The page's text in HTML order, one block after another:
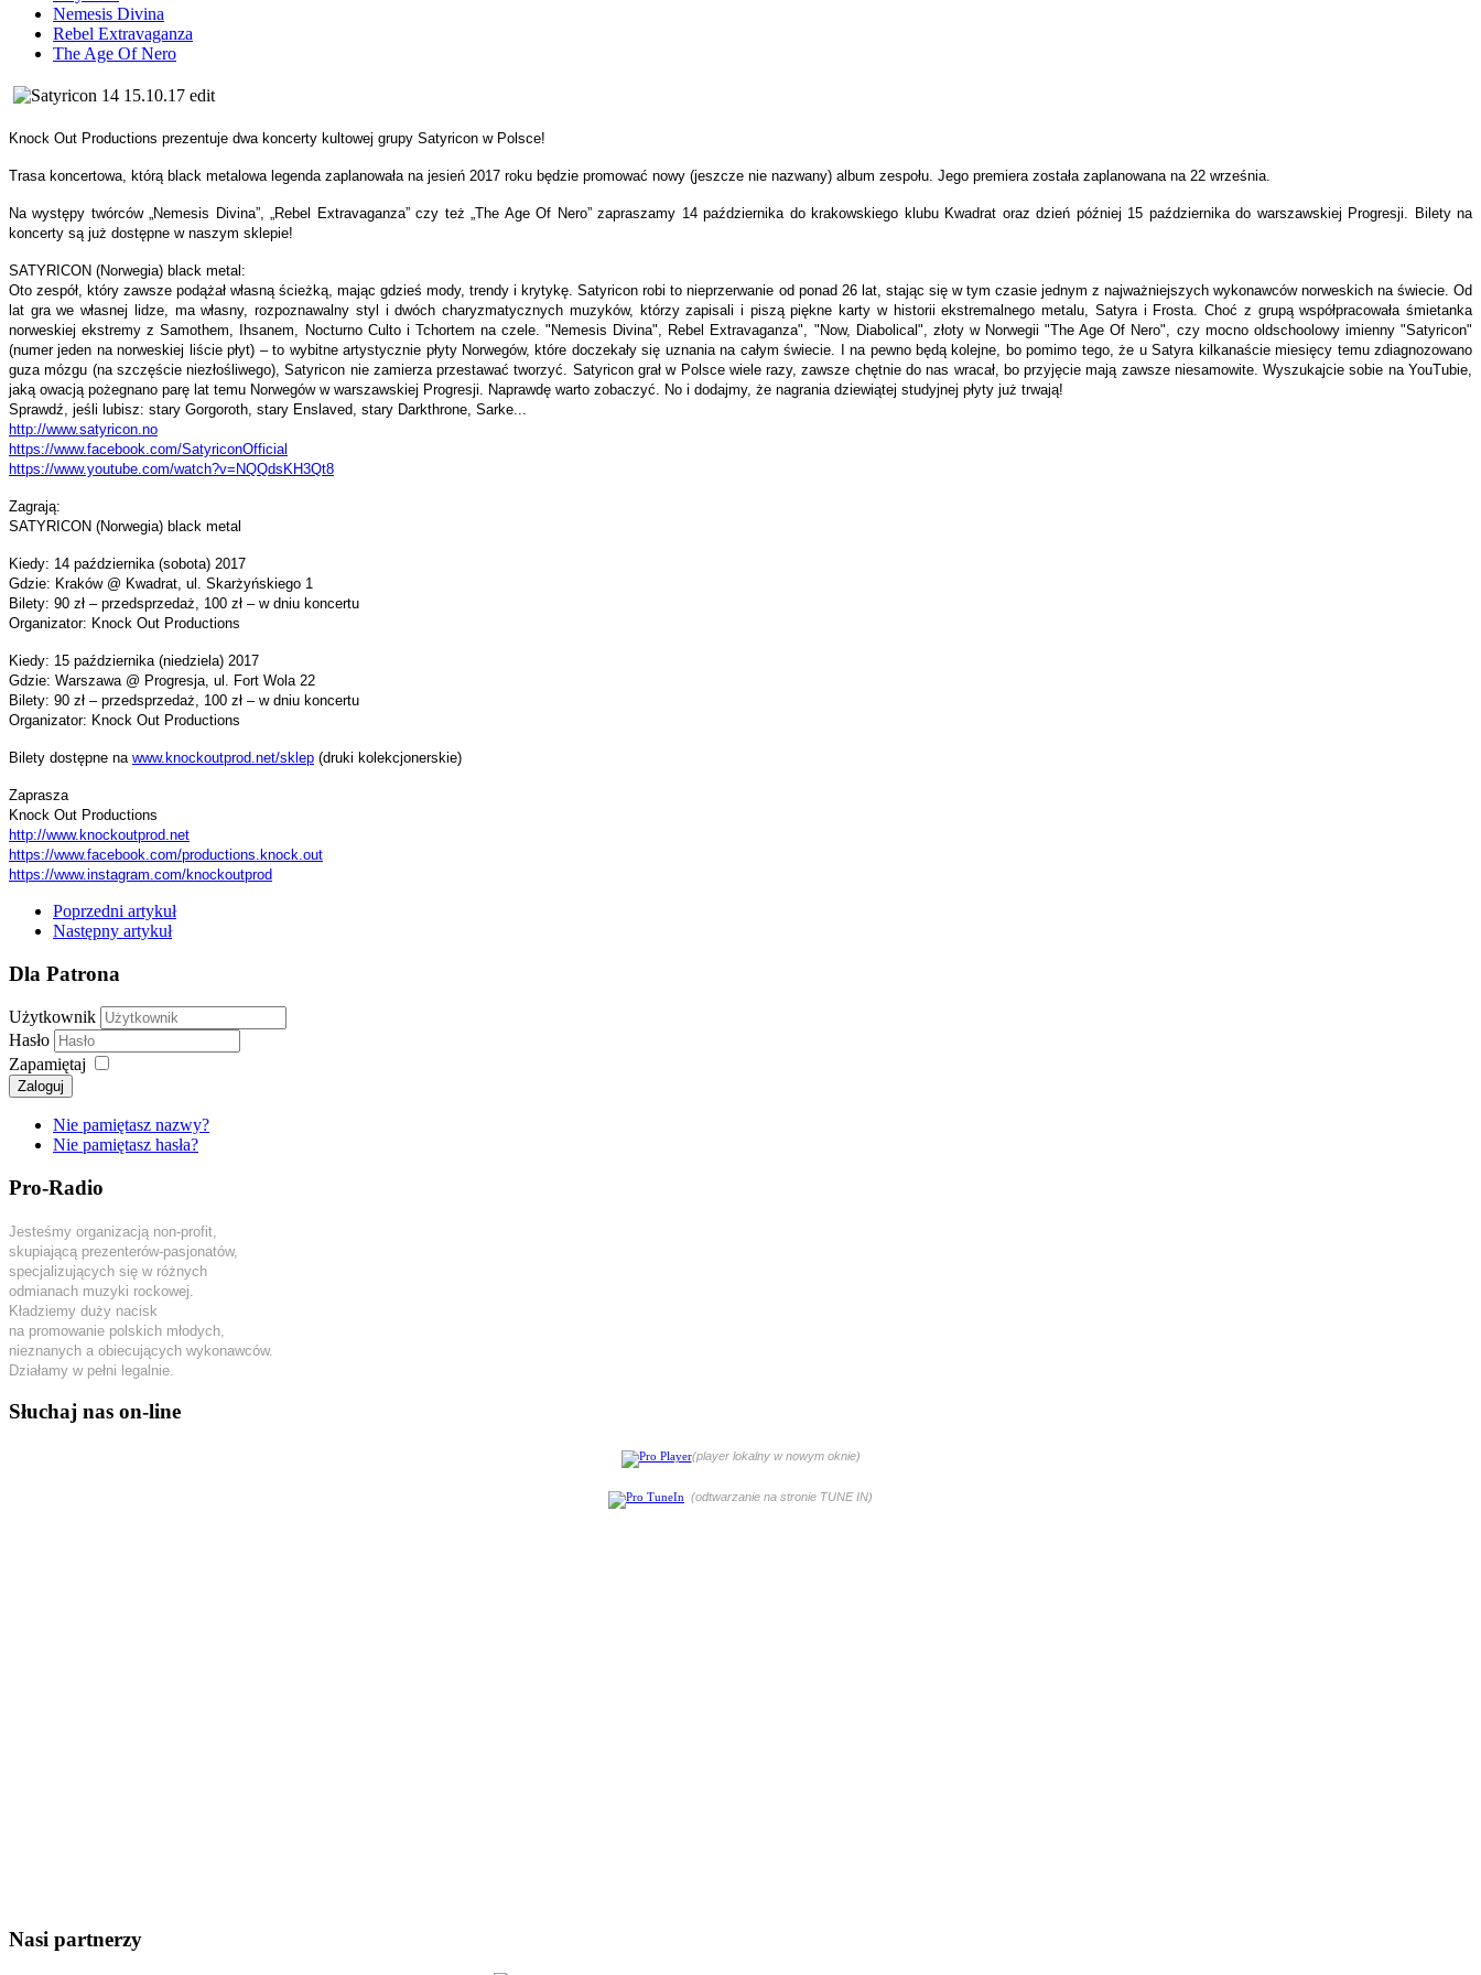
Nemesis Divina
Rebel Extravaganza
The Age Of Nero
Knock Out Productions prezentuje dwa koncerty kultowej grupy Satyricon w Polsce!
Trasa koncertowa, którą black metalowa legenda zaplanowała na jesień 2017 roku będzie promować nowy (jeszcze nie nazwany) album zespołu. Jego premiera została zaplanowana na 22 września.
Na występy twórców „Nemesis Divina”, „Rebel Extravaganza” czy też „The Age Of Nero” zapraszamy 14 października do krakowskiego klubu Kwadrat oraz dzień później 15 października do warszawskiej Progresji. Bilety na
koncerty są już dostępne w naszym sklepie!
SATYRICON (Norwegia) black metal:
Oto zespół, który zawsze podążał własną ścieżką, mając gdzieś mody, trendy i krytykę. Satyricon robi to nieprzerwanie od ponad 26 lat, stając się w tym czasie jednym z najważniejszych wykonawców norweskich na świecie. Od
lat gra we własnej lidze, ma własny, rozpoznawalny styl i dwóch charyzmatycznych muzyków, którzy zapisali i piszą piękne karty w historii ekstremalnego metalu, Satyra i Frosta. Choć z grupą współpracowała śmietanka
norweskiej ekstremy z Samothem, Ihsanem, Nocturno Culto i Tchortem na czele. "Nemesis Divina", Rebel Extravaganza", "Now, Diabolical", złoty w Norwegii "The Age Of Nero", czy mocno oldschoolowy imienny "Satyricon"
(numer jeden na norweskiej liście płyt) – to wybitne artystycznie płyty Norwegów, które doczekały się uznania na całym świecie. I na pewno będą kolejne, bo pomimo tego, że u Satyra kilkanaście miesięcy temu zdiagnozowano
guza mózgu (na szczęście niezłośliwego), Satyricon nie zamierza przestawać tworzyć. Satyricon grał w Polsce wiele razy, zawsze chętnie do nas wracał, bo przyjęcie mają zawsze niesamowite. Wyszukajcie sobie na YouTubie,
jaką owacją pożegnano parę lat temu Norwegów w warszawskiej Progresji. Naprawdę warto zobaczyć. No i dodajmy, że nagrania dziewiątej studyjnej płyty już trwają!
Sprawdź, jeśli lubisz: stary Gorgoroth, stary Enslaved, stary Darkthrone, Sarke...
http://www.satyricon.no
https://www.facebook.com/SatyriconOfficial
https://www.youtube.com/watch?v=NQQdsKH3Qt8
Zagrają:
SATYRICON (Norwegia) black metal
Kiedy: 14 października (sobota) 2017
Gdzie: Kraków @ Kwadrat, ul. Skarżyńskiego 1
Bilety: 90 zł – przedsprzedaż, 100 zł – w dniu koncertu
Organizator: Knock Out Productions
Kiedy: 15 października (niedziela) 2017
Gdzie: Warszawa @ Progresja, ul. Fort Wola 22
Bilety: 90 zł – przedsprzedaż, 100 zł – w dniu koncertu
Organizator: Knock Out Productions
Bilety dostępne na www.knockoutprod.net/sklep (druki kolekcjonerskie)
Zaprasza
Knock Out Productions
http://www.knockoutprod.net
https://www.facebook.com/productions.knock.out
https://www.instagram.com/knockoutprod
Poprzedni artykuł
Następny artykuł
Dla Patrona
Użytkownik
Hasło
Zapamiętaj
Zaloguj
Nie pamiętasz nazwy?
Nie pamiętasz hasła?
Pro-Radio
Jesteśmy organizacją non-profit,
skupiającą prezenterów-pasjonatów,
specjalizujących się w różnych
odmianach muzyki rockowej.
Kładziemy duży nacisk
na promowanie polskich młodych,
nieznanych a obiecujących wykonawców.
Działamy w pełni legalnie.
Słuchaj nas on-line
(player lokalny w nowym oknie)
(odtwarzanie na stronie TUNE IN)
Nasi partnerzy